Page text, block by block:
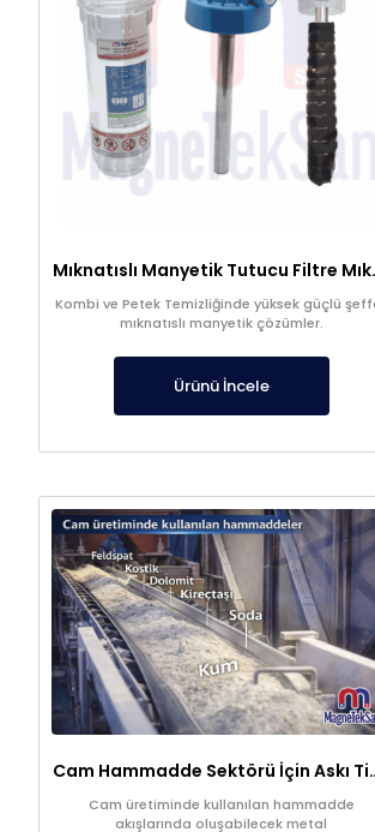
Mıknatıslı
Kombi ve Petek Temizliğinde yüksek güçlü
mıknatıslı manyetik çözümler.
Ürünü İncele
Cam Hammadde Sektörü İçin
Cam üretiminde kullanılan hammadde
akışlarında oluşabilecek metal